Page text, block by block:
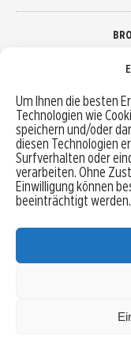
Um Ihnen die besten
Technologien wie
speichern und/oder
diesen Technologien
Surfverhalten oder
verarbeiten. Ohne
Einwilligung können
beeinträchtigt werden.
Robo-Advisor
Depotvergleich
Festgeld vergleichen
Tagesgeld vergleichen